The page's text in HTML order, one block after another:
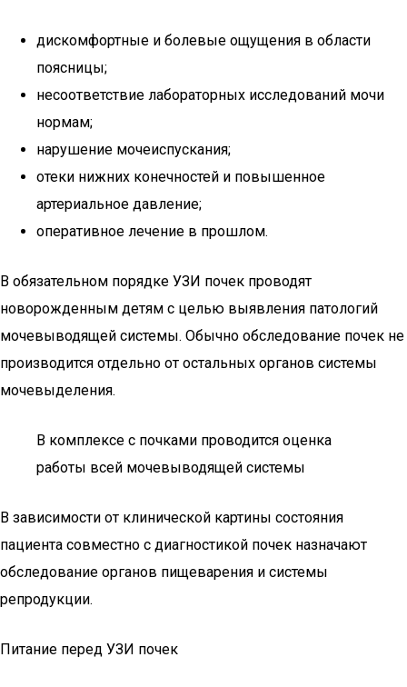
дискомфортные и болевые ощущения в области
поясницы;
несоответствие лабораторных исследований мочи
нормам;
нарушение мочеиспускания;
отеки нижних конечностей и повышенное
артериальное давление;
оперативное лечение в прошлом.
В обязательном порядке УЗИ почек проводят
новорожденным детям с целью выявления патологий
мочевыводящей системы. Обычно обследование почек не
производится отдельно от остальных органов системы
мочевыделения.
В комплексе с почками проводится оценка
работы всей мочевыводящей системы
В зависимости от клинической картины состояния
пациента совместно с диагностикой почек назначают
обследование органов пищеварения и системы
репродукции.
Питание перед УЗИ почек